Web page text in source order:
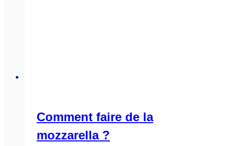
Comment faire de la
mozzarella ?